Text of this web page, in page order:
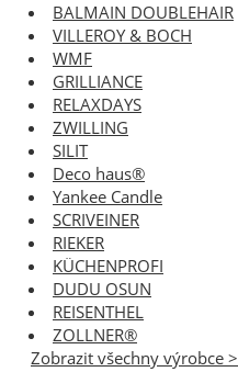
BALMAIN DOUBLEHAIR
VILLEROY & BOCH
WMF
GRILLIANCE
RELAXDAYS
ZWILLING
SILIT
Deco haus®
Yankee Candle
SCRIVEINER
RIEKER
KÜCHENPROFI
DUDU OSUN
REISENTHEL
ZOLLNER®
Zobrazit všechny výrobce